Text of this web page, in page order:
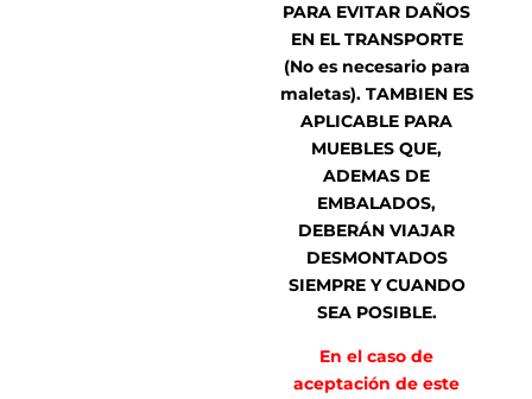
PARA EVITAR DAÑOS
EN EL TRANSPORTE
(No es necesario para
maletas). TAMBIEN ES
APLICABLE PARA
MUEBLES QUE,
ADEMAS DE
EMBALADOS,
DEBERÁN VIAJAR
DESMONTADOS
SIEMPRE Y CUANDO
SEA POSIBLE.
En el caso de
aceptación de este